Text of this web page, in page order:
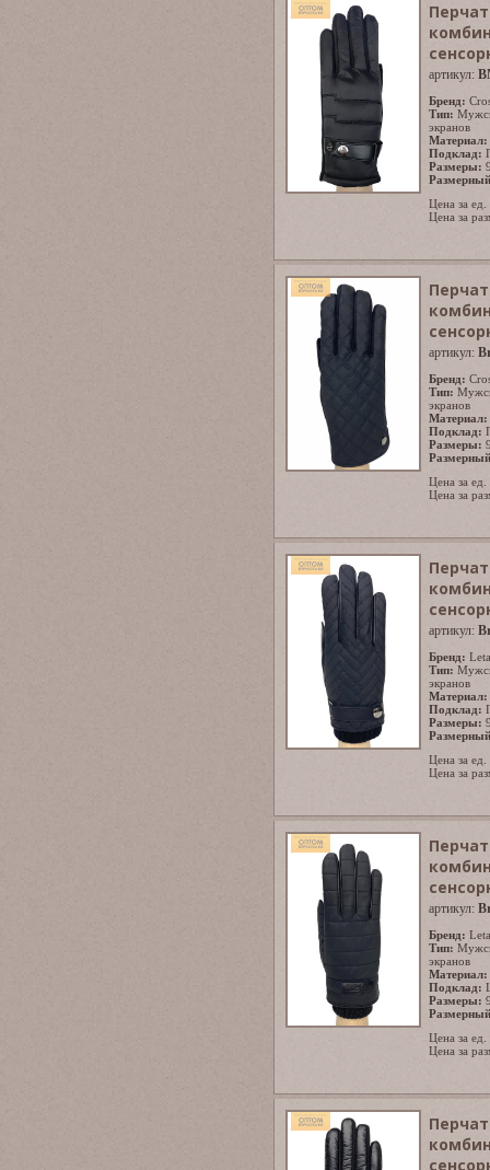
артикул:
Бренд:
Тип:
экранов
Материал:
Подклад:
Размеры:
Цена за
Цена за
артикул:
Бренд:
Тип:
экранов
Материал:
Подклад:
Размеры:
Цена за
Цена за
артикул:
Бренд: Leta
Тип:
экранов
Материал:
Подклад:
Размеры:
Цена за
Цена за
артикул:
Бренд: Leta
Тип:
экранов
Материал:
Подклад:
Размеры:
Цена за
Цена за